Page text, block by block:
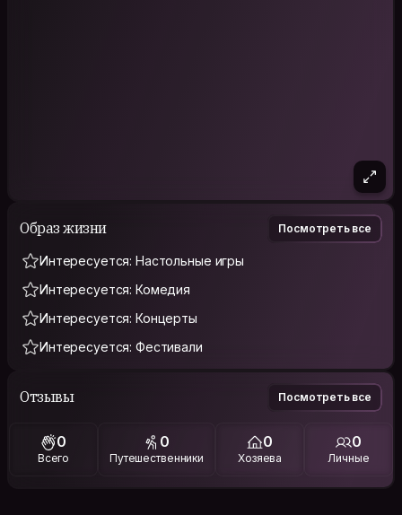
Образ жизни Посмотреть все
Интересуется: Настольные игры
Интересуется: Комедия
Интересуется: Концерты
Интересуется: Фестивали
Отзывы Посмотреть все
0
Всего
0
Путешественники
0
Хозяева
0
Личные